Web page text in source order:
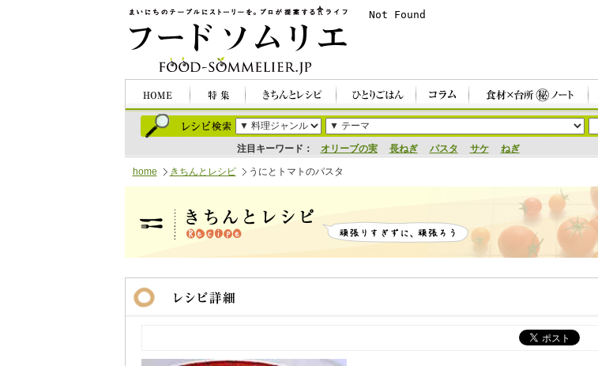
注目キーワード： オリーブの実 長ねぎ パスタ サケ ねぎ
home きちんとレシピ うにとトマトのパスタ